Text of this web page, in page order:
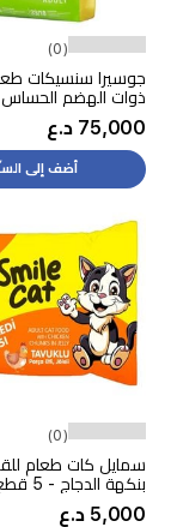
(0)
جوسيرا سنسيكات
ذوات الهضم الحساس - 10
75,000 د.ع
أضف إلى
(0)
سمايل كات طعام
بنكهة الدجاج - 5 قطع
5,000 د.ع